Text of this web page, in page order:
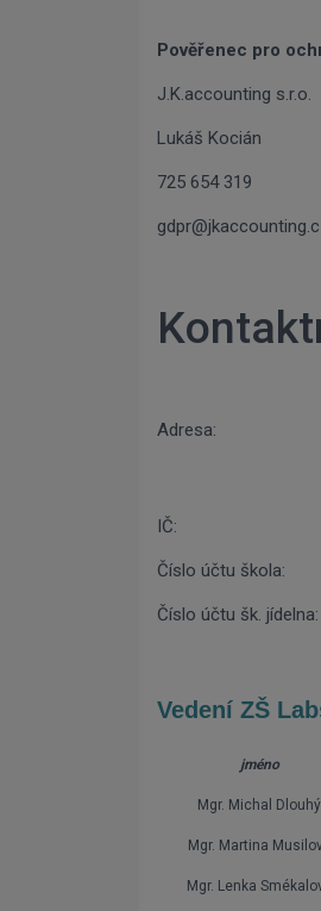
Pověřenec pro
J.K.accounting s.r.o.
Lukáš Kocián
725 654 319
Adresa:
IČ:
Číslo účtu škola:
Číslo účtu šk. jídelna:
Vedení ZŠ
jméno
Mgr. Michal Dlouhý
Mgr. Martina
Mgr. Lenka